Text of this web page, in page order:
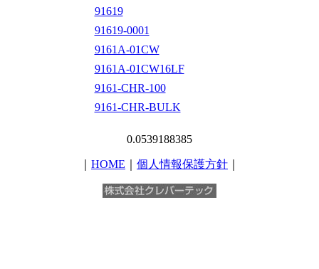
91619
91619-0001
9161A-01CW
9161A-01CW16LF
9161-CHR-100
9161-CHR-BULK
0.0539188385
HOME 個人情報保護方針